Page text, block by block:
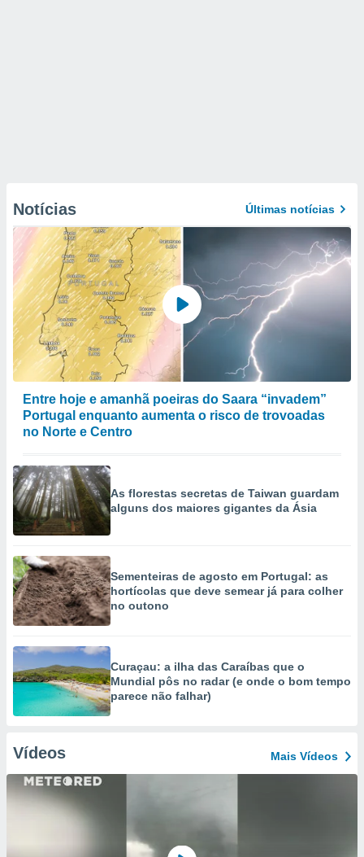
Notícias Últimas notícias
Entre hoje e amanhã poeiras do Saara “invadem”
Portugal enquanto aumenta o risco de trovoadas
no Norte e Centro
As florestas secretas de Taiwan guardam
alguns dos maiores gigantes da Ásia
Sementeiras de agosto em Portugal: as
hortícolas que deve semear já para colher
no outono
Curaçau: a ilha das Caraíbas que o
Mundial pôs no radar (e onde o bom tempo
parece não falhar)
Vídeos Mais Vídeos